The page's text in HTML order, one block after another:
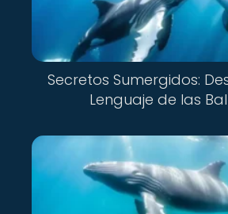
Secretos Sumergidos:
Lenguaje de las